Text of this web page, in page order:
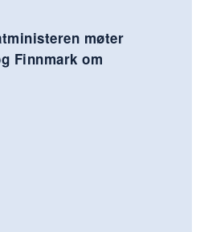
møter
Finnmark om